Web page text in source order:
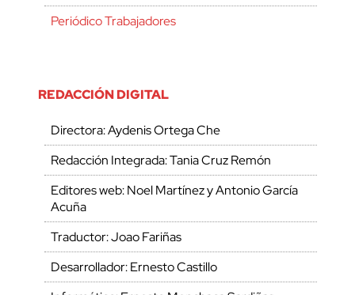
Periódico Trabajadores
REDACCIÓN DIGITAL
Directora: Aydenis Ortega Che
Redacción Integrada: Tania Cruz Remón
Editores web: Noel Martínez y Antonio García
Acuña
Traductor: Joao Fariñas
Desarrollador: Ernesto Castillo